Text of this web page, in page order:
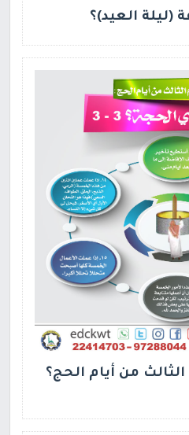
(ليلة العيد)؟
من أيام الحج؟